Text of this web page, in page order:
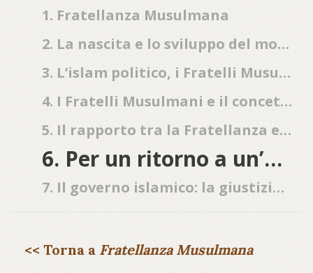
1. Fratellanza Musulmana
2. La nascita e lo sviluppo del movimento in Egitto: storia e organizzazione
3. L’islam politico, i Fratelli Musulmani e le sfide della modernità
4. I Fratelli Musulmani e il concetto di rigenerazione della società
5. Il rapporto tra la Fratellanza e l’istituzione di al-Azhar
6. Per un ritorno a un’autentica società islamica
7. Il governo islamico: la giustizia sociale nell’islam
<< Torna a Fratellanza Musulmana